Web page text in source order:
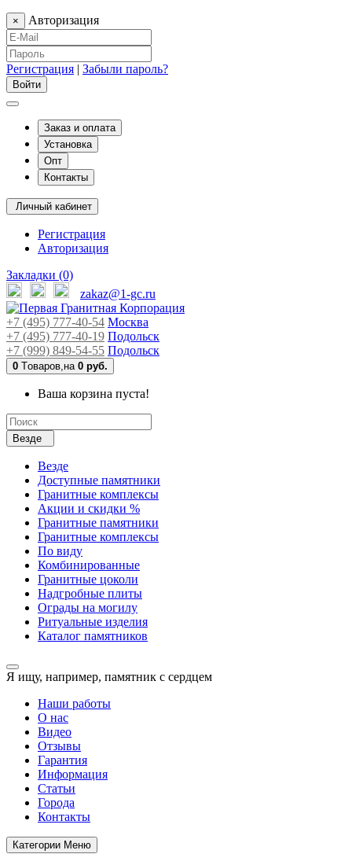
× Авторизация
Регистрация | Забыли пароль?
Заказ и оплата
Установка
Опт
Контакты
Личный кабинет
Регистрация
Авторизация
Закладки (0)
zakaz@1-gc.ru
+7 (495) 777-40-54 Москва
+7 (495) 777-40-19 Подольск
+7 (999) 849-54-55 Подольск
0 Tоваров,на 0 руб.
Ваша корзина пуста!
Везде
Везде
Доступные памятники
Гранитные комплексы
Акции и скидки %
Гранитные памятники
Гранитные комплексы
По виду
Комбинированные
Гранитные цоколи
Надгробные плиты
Ограды на могилу
Ритуальные изделия
Каталог памятников
Я ищу, например, памятник с сердцем
Наши работы
О нас
Видео
Отзывы
Гарантия
Информация
Статьи
Города
Контакты
Категории Меню